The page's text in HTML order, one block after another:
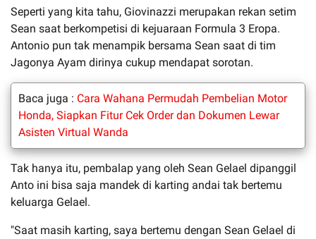
Seperti yang kita tahu, Giovinazzi merupakan rekan setim
Sean saat berkompetisi di kejuaraan Formula 3 Eropa.
Antonio pun tak menampik bersama Sean saat di tim
Jagonya Ayam dirinya cukup mendapat sorotan.
Baca juga : Cara Wahana Permudah Pembelian Motor
Honda, Siapkan Fitur Cek Order dan Dokumen Lewar
Asisten Virtual Wanda
Tak hanya itu, pembalap yang oleh Sean Gelael dipanggil
Anto ini bisa saja mandek di karting andai tak bertemu
keluarga Gelael.
"Saat masih karting, saya bertemu dengan Sean Gelael di